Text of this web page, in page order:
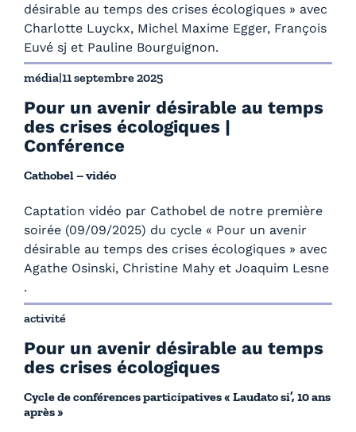
désirable au temps des crises écologiques » avec
Charlotte Luyckx, Michel Maxime Egger, François
Euvé sj et Pauline Bourguignon.
Pour un avenir désirable au temps
des crises écologiques |
Conférence
Cathobel – vidéo
média|11 septembre 2025
Captation vidéo par Cathobel de notre première
soirée (09/09/2025) du cycle « Pour un avenir
désirable au temps des crises écologiques » avec
Agathe Osinski, Christine Mahy et Joaquim Lesne
.
Pour un avenir désirable au temps
des crises écologiques
Cycle de conférences participatives « Laudato si’, 10 ans
après »
activité